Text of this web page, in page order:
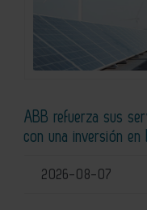
ABB refuerza sus
con una inversión en
2026-08-07